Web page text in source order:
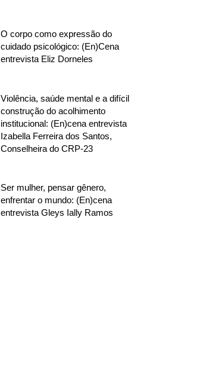
O corpo como expressão do
cuidado psicológico: (En)Cena
entrevista Eliz Dorneles
Violência, saúde mental e a difícil
construção do acolhimento
institucional: (En)cena entrevista
Izabella Ferreira dos Santos,
Conselheira do CRP-23
Ser mulher, pensar gênero,
enfrentar o mundo: (En)cena
entrevista Gleys Ially Ramos